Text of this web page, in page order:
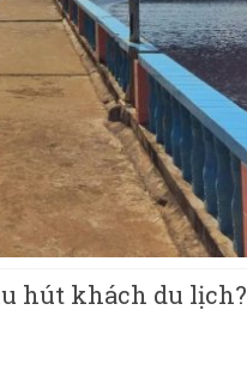
hút khách du lịch?